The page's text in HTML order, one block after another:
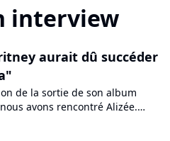
interview
aurait dû succéder
de la sortie de son album
avons rencontré Alizée.
de son nouveau projet